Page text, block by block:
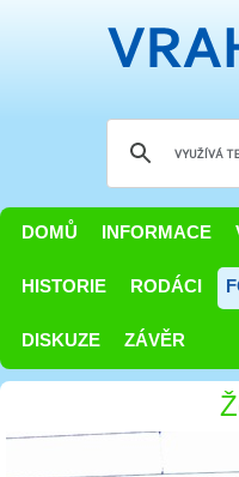
DOMŮ INFORMACE
HISTORIE RODÁCI
DISKUZE ZÁVĚR